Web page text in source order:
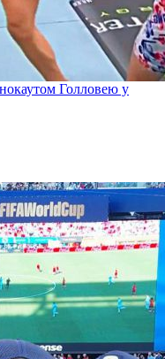
Голловею у